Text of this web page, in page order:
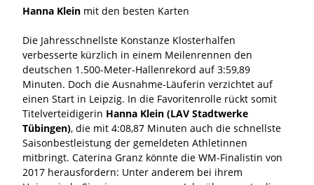
Hanna Klein mit den besten Karten
Die Jahresschnellste Konstanze Klosterhalfen
verbesserte kürzlich in einem Meilenrennen den
deutschen 1.500-Meter-Hallenrekord auf 3:59,89
Minuten. Doch die Ausnahme-Läuferin verzichtet auf
einen Start in Leipzig. In die Favoritenrolle rückt somit
Titelverteidigerin Hanna Klein (LAV Stadtwerke
Tübingen), die mit 4:08,87 Minuten auch die schnellste
Saisonbestleistung der gemeldeten Athletinnen
mitbringt. Caterina Granz könnte die WM-Finalistin von
2017 herausfordern: Unter anderem bei ihrem